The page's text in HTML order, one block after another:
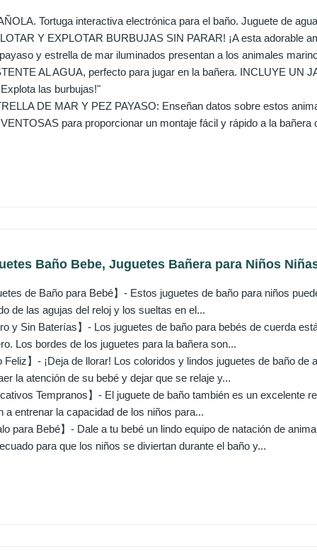
Tortuga interactiva electrónica para el baño. Juguete de
Y EXPLOTAR BURBUJAS SIN PARAR! ¡A esta adorable
y estrella de mar iluminados presentan a los animales
AL AGUA, perfecto para jugar en la bañera. INCLUYE UN
las burbujas!"
DE MAR Y PEZ PAYASO: Enseñan datos sobre estos
para proporcionar un montaje fácil y rápido a la bañera
Baño Bebe, Juguetes Bañera para Niños
de Baño para Bebé】- Estos juguetes de baño para niños
de las agujas del reloj y los sueltas en el...
y Sin Baterías】- Los juguetes de baño para bebés de cuerda
Los bordes de los juguetes para la bañera son...
Feliz】- ¡Deja de llorar! Los coloridos y lindos juguetes de baño de
la atención de su bebé y dejar que se relaje y...
Tempranos】- El juguete de baño también es un excelente
a entrenar la capacidad de los niños para...
para Bebé】- Dale a tu bebé un lindo equipo de natación de
para que los niños se diviertan durante el baño y...